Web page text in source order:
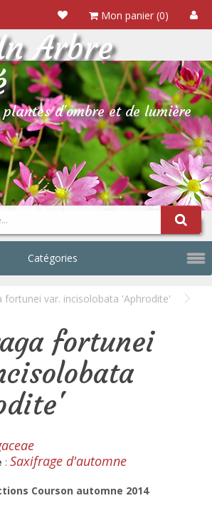
Mon panier (0)
Arbre
plantes d'ombre et de lumière
Catégories
fortunei var. incisolobata 'Aphrodite'
fortunei
: Saxifrage d'automne
Courson automne 2014